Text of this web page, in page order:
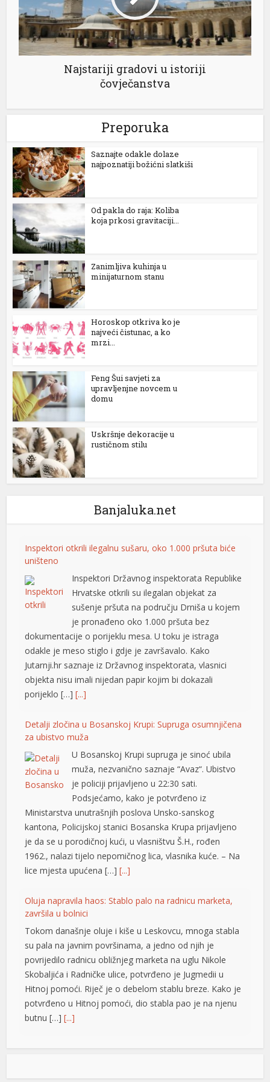
Najstariji gradovi u istoriji
čovječanstva
Preporuka
Saznajte odakle dolaze
najpoznatiji božićni slatkiši
Od pakla do raja: Koliba
koja prkosi gravitaciji...
Zanimljiva kuhinja u
minijaturnom stanu
Horoskop otkriva ko je
najveći čistunac, a ko
mrzi...
Feng Šui savjeti za
upravljenjne novcem u
domu
Uskršnje dekoracije u
rustičnom stilu
Banjaluka.net
Inspektori otkrili ilegalnu sušaru, oko 1.000 pršuta biće
uništeno
Inspektori Državnog inspektorata Republike
Hrvatske otkrili su ilegalan objekat za
sušenje pršuta na području Drniša u kojem
je pronađeno oko 1.000 pršuta bez
dokumentacije o porijeklu mesa. U toku je istraga
odakle je meso stiglo i gdje je završavalo. Kako
Jutarnji.hr saznaje iz Državnog inspektorata, vlasnici
objekta nisu imali nijedan papir kojim bi dokazali
porijeklo […][...]
Detalji zločina u Bosanskoj Krupi: Supruga osumnjičena
za ubistvo muža
U Bosanskoj Krupi supruga je sinoć ubila
muža, nezvanično saznaje “Avaz“. Ubistvo
je policiji prijavljeno u 22:30 sati.
Podsjećamo, kako je potvrđeno iz
Ministarstva unutrašnjih poslova Unsko-sanskog
kantona, Policijskoj stanici Bosanska Krupa prijavljeno
je da se u porodičnoj kući, u vlasništvu Š.H., rođen
1962., nalazi tijelo nepomičnog lica, vlasnika kuće. – Na
lice mjesta upućena […][...]
Oluja napravila haos: Stablo palo na radnicu marketa,
završila u bolnici
Tokom današnje oluje i kiše u Leskovcu, mnoga stabla
su pala na javnim površinama, a jedno od njih je
povrijedilo radnicu obližnjeg marketa na uglu Nikole
Skobaljića i Radničke ulice, potvrđeno je Jugmedii u
Hitnoj pomoći. Riječ je o debelom stablu breze. Kako je
potvrđeno u Hitnoj pomoći, dio stabla pao je na njenu
butnu […][...]
Snimak s Jadrana izazvao bijes javnosti: Muškarac džet
Snimak s Kraljičine plaže u Ninu izazvao je